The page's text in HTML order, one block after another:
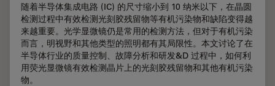
随着半导体集成电路 (IC) 的尺寸缩小到 10 纳米以下，在晶圆
检测过程中有效检测光刻胶残留物等有机污染物和缺陷变得越
来越重要。光学显微镜仍是常用的检测方法，但对于有机污染
而言，明视野和其他类型的照明都有其局限性。本文讨论了在
半导体行业的质量控制、故障分析和研发&D 过程中，如何利
用荧光显微镜有效检测晶片上的光刻胶残留物和其他有机污染
物。